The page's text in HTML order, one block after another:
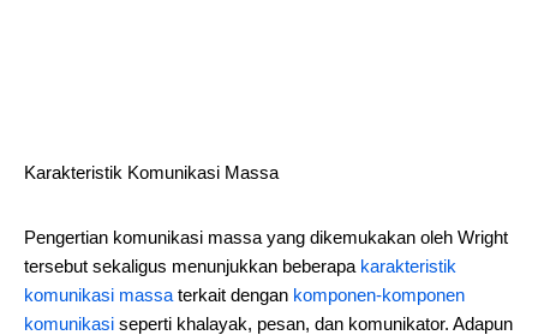
Karakteristik Komunikasi Massa
Pengertian komunikasi massa yang dikemukakan oleh Wright
tersebut sekaligus menunjukkan beberapa karakteristik
komunikasi massa terkait dengan komponen-komponen
komunikasi seperti khalayak, pesan, dan komunikator. Adapun